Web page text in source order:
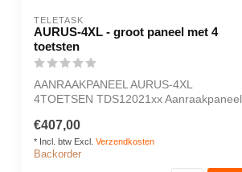
TELETASK
AURUS-4XL - groot paneel met 4
toetsten
AANRAAKPANEEL AURUS-4XL
4TOETSEN TDS12021xx Aanraakpaneel
€407,00
* Incl. btw Excl. Verzendkosten
Backorder